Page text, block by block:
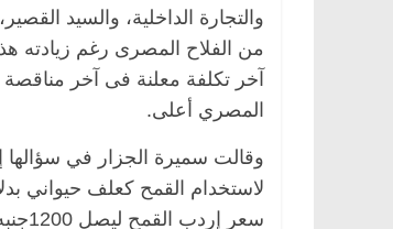
والتجارة الداخلية، والسيد
المصري أعلى.
وقالت سميرة الجزار في
لاستخدام القمح كعلف حيواني